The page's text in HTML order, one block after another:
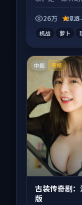
行，细节值得
26万 7.8
机战 萝卜
中国 完结
古装传奇剧：
版